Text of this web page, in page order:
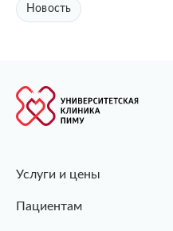
Новость
Услуги и цены
Пациентам